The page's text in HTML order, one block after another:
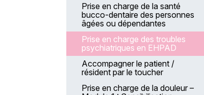
Prise en charge de la santé
bucco-dentaire des personnes
âgées ou dépendantes
Prise en charge des troubles
psychiatriques en EHPAD
Accompagner le patient /
résident par le toucher
Prise en charge de la douleur –